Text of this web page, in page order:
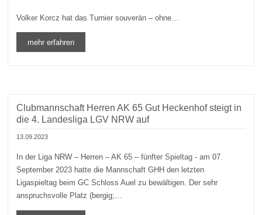
Volker Korcz hat das Turnier souverän – ohne…
mehr erfahren
Clubmannschaft Herren AK 65 Gut Heckenhof steigt in
die 4. Landesliga LGV NRW auf
13.09.2023
In der Liga NRW – Herren – AK 65 – fünfter Spieltag - am 07.
September 2023 hatte die Mannschaft GHH den letzten
Ligaspieltag beim GC Schloss Auel zu bewältigen. Der sehr
anspruchsvolle Platz (bergig;…